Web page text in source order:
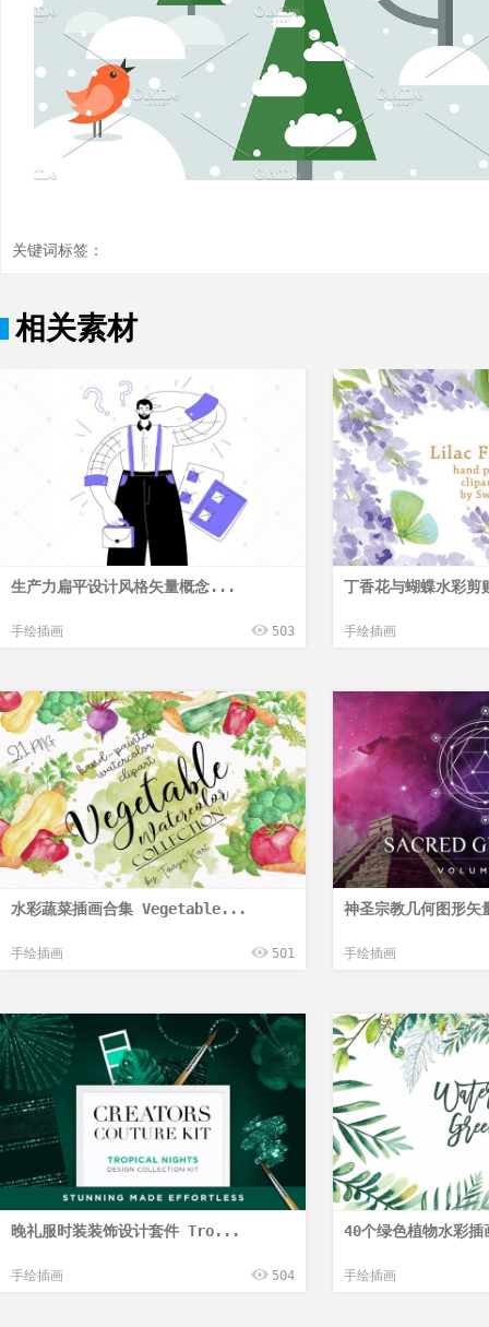
关键词标签：
相关素材
生产力扁平设计风格矢量概念...
手绘插画 503
丁香花与蝴蝶水彩
手绘插画
水彩蔬菜插画合集 Vegetable...
手绘插画 501
神圣宗教几何图形
手绘插画
晚礼服时装装饰设计套件 Tro...
手绘插画 504
40个绿色植物水彩
手绘插画